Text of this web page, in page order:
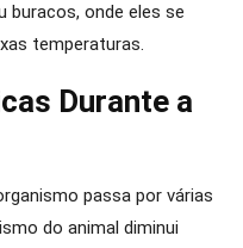
buracos, onde eles se
temperaturas.
Durante a
passa por várias
do animal diminui